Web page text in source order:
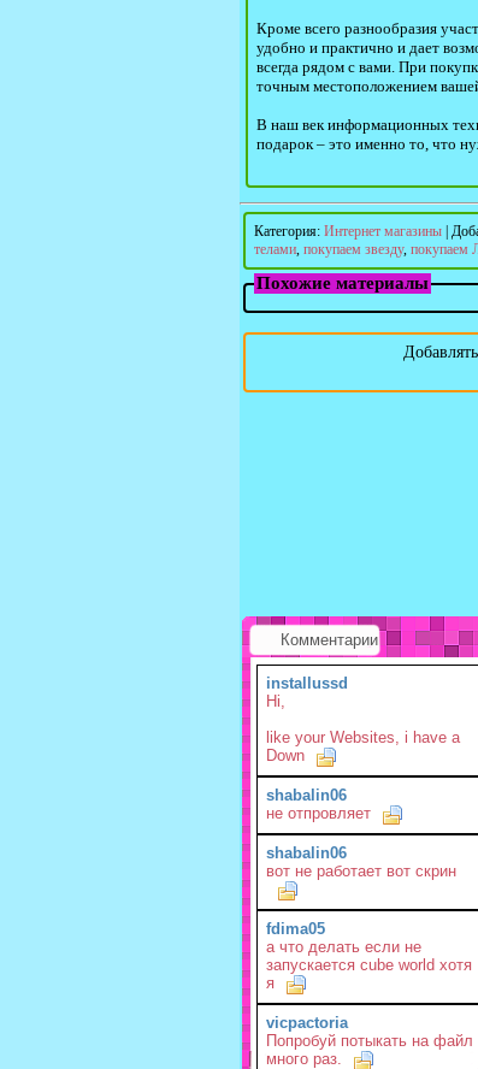
Кроме всего разнообразия
удобно и практично и дает
всегда рядом с вами. При
точным местоположением
В наш век информационных
подарок – это именно то, что
Категория: Интернет магазины
телами, покупаем звезду, покупаем
Похожие материалы
Комментарии
installussd
Hi,
like your Websites, i have a
Down
shabalin06
не отпровляет
shabalin06
вот не работает вот скрин
fdima05
а что делать если не
запускается cube world хотя
я
vicpactoria
Попробуй потыкать на файл
много раз.